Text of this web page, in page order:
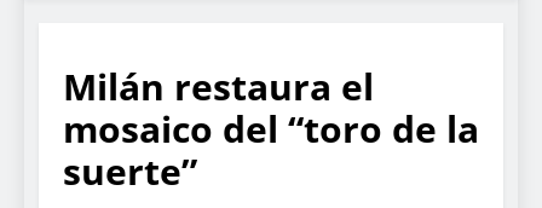
Milán restaura el
mosaico del “toro de la
suerte”